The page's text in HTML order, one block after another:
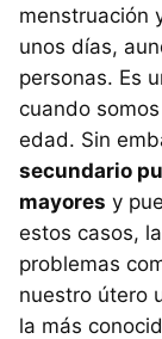
menstruación
unos días,
personas. Es
cuando
edad. Sin
secundario
mayores y
estos casos,
problemas
nuestro útero
la más